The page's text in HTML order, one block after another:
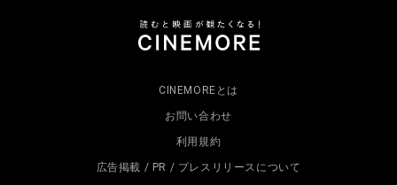
CINEMOREとは
お問い合わせ
利用規約
広告掲載 / PR / プレスリリースについて